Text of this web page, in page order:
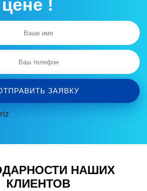
!
ЗАЯВКУ
НАШИХ
КЛИЕНТОВ